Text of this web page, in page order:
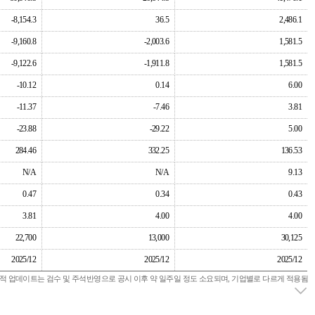
업데이트는 검수 및 주석반영으로 공시 이후 약 일주일 정도 소요되며, 기업별로 다르게 적용됨